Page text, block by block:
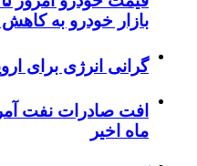
بازار خودرو به
گرانی انرژی برای
ماه اخیر